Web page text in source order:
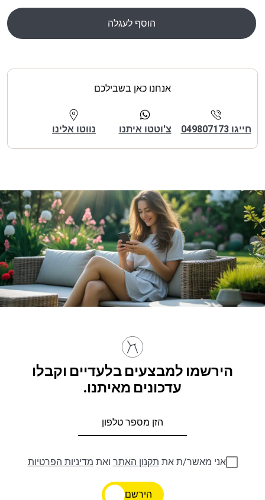
הוסף לעגלה
אנחנו כאן בשבילכם
חייגו 049807173 צ'וטטו איתנו נווטו אלינו
הירשמו למבצעים בלעדיים וקבלו
עדכונים מאיתנו.
אני מאשר/ת את תקנון האתר ואת מדיניות הפרטיות
הירשם